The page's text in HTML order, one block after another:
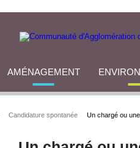
AMÉNAGEMENT
Candidature spontanée Un chargé ou